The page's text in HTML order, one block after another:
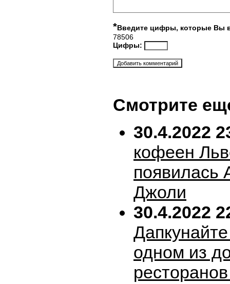
*Введите цифры, которые Вы
78506
Цифры:
Смотрите
30.4.2022
кофеен
появилась
Джоли
30.4.2022
одном из